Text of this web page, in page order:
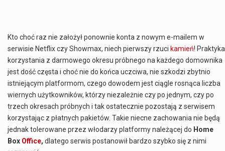
Kto choć raz nie założył ponownie konta z nowym e-mailem w
serwisie Netflix czy Showmax, niech pierwszy rzuci kamień! Praktyka
korzystania z darmowego okresu próbnego na każdego domownika
jest dość częsta i choć nie do końca uczciwa, nie szkodzi zbytnio
istniejącym platformom, czego dowodem jest ciągle rosnąca liczba
wiernych użytkowników, którzy niezależnie czy po jednym, czy po
trzech okresach próbnych i tak ostatecznie pozostają z serwisem
korzystając z płatnych pakietów. Takie niecne zachowania nie będą
jednak tolerowane przez włodarzy platformy należącej do Home
Box Office, dlatego serwis postanowił bardzo szybko się z nimi